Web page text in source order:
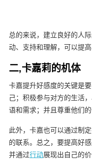
总的来说，建立良好的人
动、支持和理解，可以提高
二,卡嘉莉的机体
卡嘉提升好感度的关键是
己；积极参与对方的生活
语和需求；并且尊重他们的
此外，卡嘉也可以通过制
的联系。总之，要提高好
并通过行动展现出自己的价